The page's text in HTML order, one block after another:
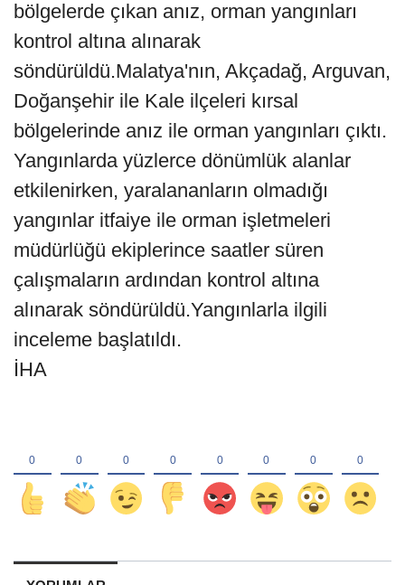
bölgelerde çıkan anız, orman yangınları
kontrol altına alınarak
söndürüldü.Malatya'nın, Akçadağ, Arguvan,
Doğanşehir ile Kale ilçeleri kırsal
bölgelerinde anız ile orman yangınları çıktı.
Yangınlarda yüzlerce dönümlük alanlar
etkilenirken, yaralananların olmadığı
yangınlar itfaiye ile orman işletmeleri
müdürlüğü ekiplerince saatler süren
çalışmaların ardından kontrol altına
alınarak söndürüldü.Yangınlarla ilgili
inceleme başlatıldı.
İHA